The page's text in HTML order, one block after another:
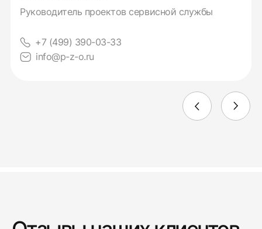
Руководитель проектов сервисной службы
+7 (499) 390-03-33
info@p-z-o.ru